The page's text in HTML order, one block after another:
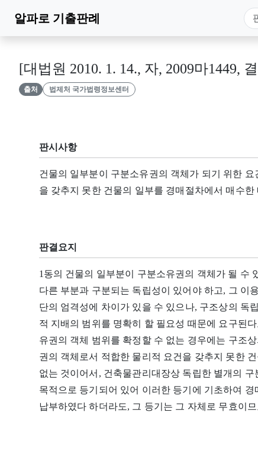
알파로 기출판례
[대법원 2010. 1. 14., 자, 2009마1449,
출처 법제처 국가법령정보센터
판시사항
건물의 일부분이 구분소유권의 객체가 되기 위한
을 갖추지 못한 건물의 일부를 경매절차에서 매수
판결요지
1동의 건물의 일부분이 구분소유권의 객체가 될 수
다른 부분과 구분되는 독립성이 있어야 하고, 그 이
단의 엄격성에 차이가 있을 수 있으나, 구조상의 독
적 지배의 범위를 명확히 할 필요성 때문에 요구된
유권의 객체 범위를 확정할 수 없는 경우에는 구조
권의 객체로서 적합한 물리적 요건을 갖추지 못한
없는 것이어서, 건축물관리대장상 독립한 별개의
목적으로 등기되어 있어 이러한 등기에 기초하여
납부하였다 하더라도, 그 등기는 그 자체로 무효이